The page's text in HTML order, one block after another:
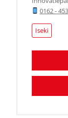
0162 -
Iseki